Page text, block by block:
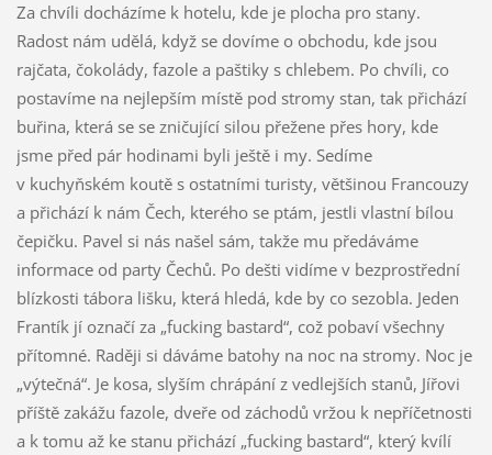
Za chvíli docházíme k hotelu, kde je plocha pro stany.
Radost nám udělá, když se dovíme o obchodu, kde jsou
rajčata, čokolády, fazole a paštiky s chlebem. Po chvíli, co
postavíme na nejlepším místě pod stromy stan, tak přichází
buřina, která se se zničující silou přežene přes hory, kde
jsme před pár hodinami byli ještě i my. Sedíme
v kuchyňském koutě s ostatními turisty, většinou Francouzy
a přichází k nám Čech, kterého se ptám, jestli vlastní bílou
čepičku. Pavel si nás našel sám, takže mu předáváme
informace od party Čechů. Po dešti vidíme v bezprostřední
blízkosti tábora lišku, která hledá, kde by co sezobla. Jeden
Frantík jí označí za „fucking bastard“, což pobaví všechny
přítomné. Raději si dáváme batohy na noc na stromy. Noc je
„výtečná“. Je kosa, slyším chrápání z vedlejších stanů, Jířovi
příště zakážu fazole, dveře od záchodů vržou k nepříčetnosti
a k tomu až ke stanu přichází „fucking bastard“, který kvílí